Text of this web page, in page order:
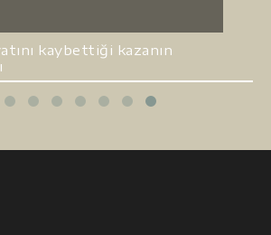
kaybettiği kazanın